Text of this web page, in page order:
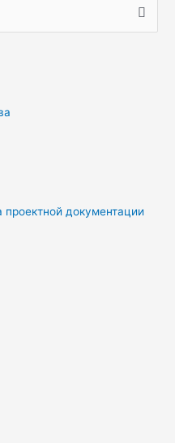
проектной документации